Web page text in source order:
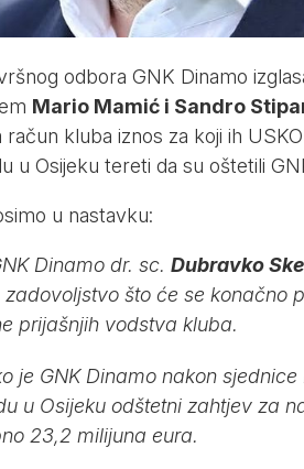
odbora GNK Dinamo
Mario Mamić i Sandro
račun kluba iznos za koji ih
u Osijeku tereti da su oštetili
u nastavku:
Dinamo dr. sc. Dubravko
što će se konačno
prijašnjih vodstva kluba.
je GNK Dinamo nakon
u Osijeku odštetni zahtjev za
23,2 milijuna eura.